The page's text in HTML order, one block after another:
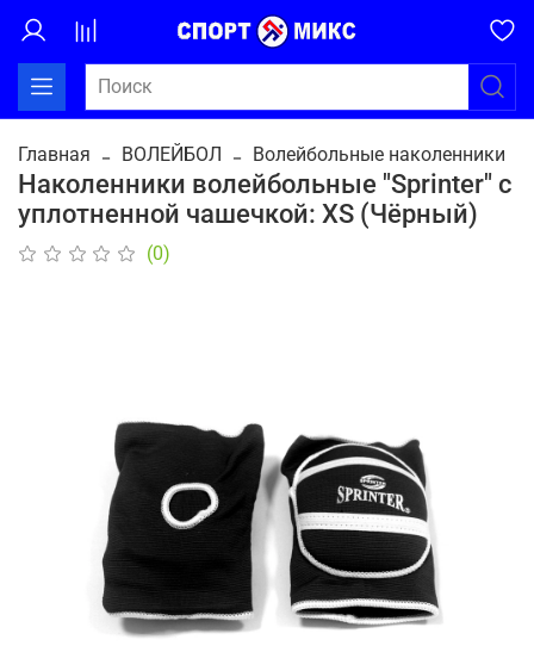
Главная ВОЛЕЙБОЛ Волейбольные наколенники
Наколенники волейбольные "Sprinter" с
уплотненной чашечкой: XS (Чёрный)
(0)